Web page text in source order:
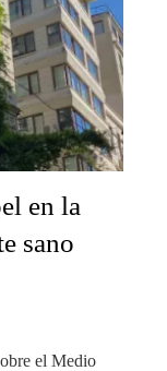
en la
sano
el Medio